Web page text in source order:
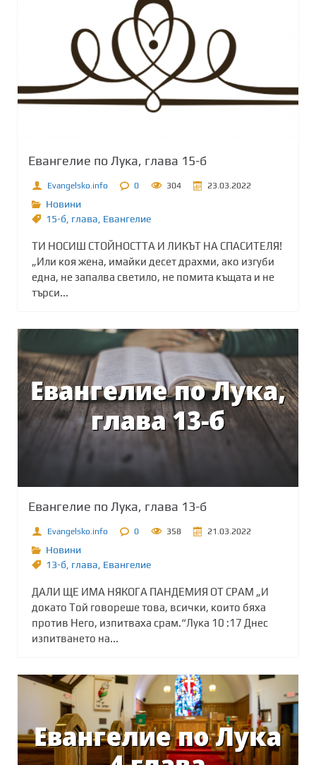
Евангелие по Лука, глава 15-б
Evangelsko.info 0 304 23.03.2022
Новини
15-б глава Евангелие
ТИ НОСИШ СТОЙНОСТТА И ЛИКЪТ НА СПАСИТЕЛЯ!
„Или коя жена, имайки десет драхми, ако изгуби
една, не запалва светило, не помита къщата и не
търси...
Евангелие по Лука, глава 13-б
Evangelsko.info 0 358 21.03.2022
Новини
13-б глава Евангелие
ДАЛИ ЩЕ ИМА НЯКОГА ПАНДЕМИЯ ОТ СРАМ „И
докато Той говореше това, всички, които бяха
против Него, изпитваха срам.“Лука 10 :17 Днес
изпитването на...